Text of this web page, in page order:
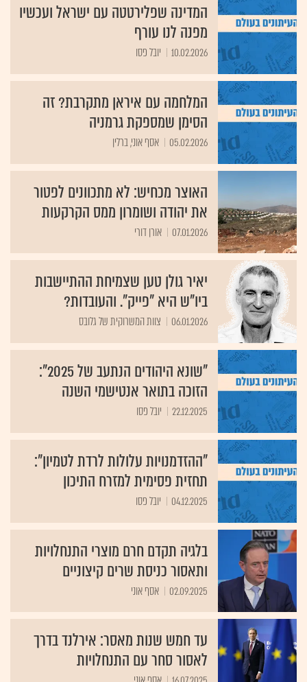
המדינה שפלירטטה עם ישראל ועכשיו
מפנה לנו עורף
10.02.2026 יובל פסו
המלחמה עם איראן מתקרבת? זה
הסימן שמספקת גרמניה
05.02.2026 אסף אוני, ברלין
האוצר מכחיש: לא מתכוונים לפטור
את יהודה ושומרון ממס הקרקעות
07.01.2026 אורן דורי
יאיר גולן טען שצמיחת ההתיישבות
ביו"ש היא "פייק". והעובדות?
06.01.2026 צוות המשרוקית של גלובס
"שונא היהודים הנתעב של 2025":
הזוכה בתואר אנטישמי השנה
22.12.2025 יובל פסו
"ההזדמנויות עלולות לרדת לטמיון":
תחזית פסימית למזרח התיכון
04.12.2025 יובל פסו
בלגיה תקדם חרם מוצרי התנחלויות
ותאסור כניסת שרים קיצוניים
02.09.2025 אסף אוני
עד חמש שנות מאסר: אירלנד בדרך
לאסור סחר עם התנחלויות